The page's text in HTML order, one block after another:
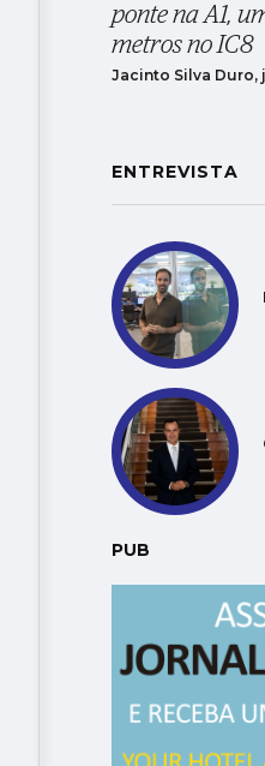
ponte na A1,
metros no IC8
Jacinto Silva Duro,
ENTREVISTA
PUB